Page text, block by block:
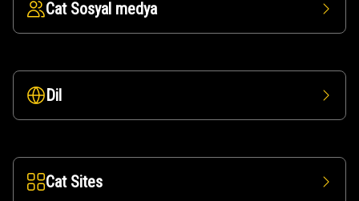
Cat Sosyal medya
Dil
Cat Sites